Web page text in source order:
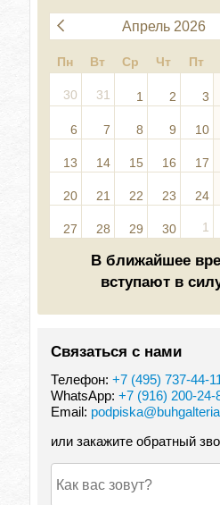
Апрель 2026
Пн Вт Ср Чт Пт
30 31 1 2 3
6 7 8 9 10
13 14 15 16 17
20 21 22 23 24
27 28 29 30 1
В ближайшее
вступают в
Связаться с нами
Телефон: +7 (495) 737-44-
WhatsApp: +7 (916) 200-24-
Email:
или закажите обратный